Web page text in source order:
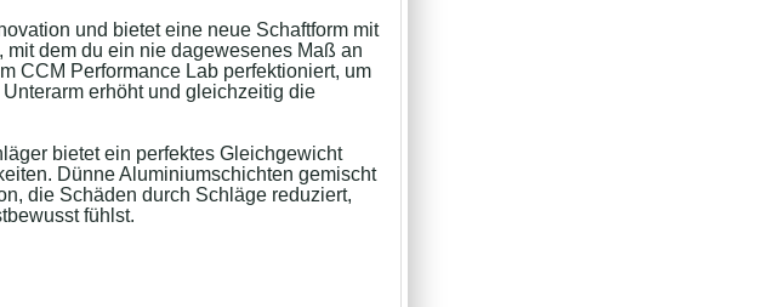
und bietet eine neue Schaftform mit
dem du ein nie dagewesenes Maß an
CCM Performance Lab perfektioniert, um
erhöht und gleichzeitig die
bietet ein perfektes Gleichgewicht
Dünne Aluminiumschichten gemischt
die Schäden durch Schläge reduziert,
fühlst.